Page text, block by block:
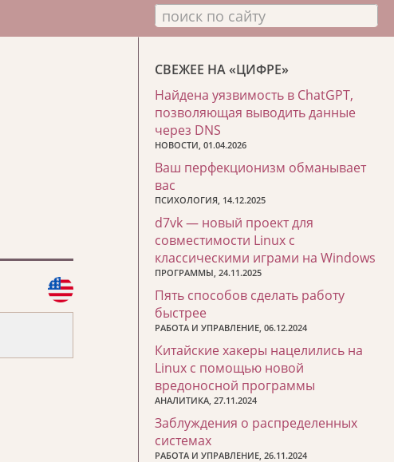
поиск по сайту
СВЕЖЕЕ НА «ЦИФРЕ»
Найдена уязвимость в ChatGPT,
позволяющая выводить данные
через DNS
НОВОСТИ, 01.04.2026
Ваш перфекционизм обманывает
вас
ПСИХОЛОГИЯ, 14.12.2025
d7vk — новый проект для
совместимости Linux с
классическими играми на Windows
ПРОГРАММЫ, 24.11.2025
Пять способов сделать работу
быстрее
РАБОТА И УПРАВЛЕНИЕ, 06.12.2024
Китайские хакеры нацелились на
Linux с помощью новой
вредоносной программы
АНАЛИТИКА, 27.11.2024
Заблуждения о распределенных
системах
РАБОТА И УПРАВЛЕНИЕ, 26.11.2024